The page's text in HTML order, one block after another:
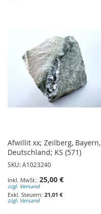
Afwillit xx; Zeilberg, Bayern,
Deutschland; KS (571)
SKU: A1023240
25,00 €
zzgl. Versand
21,01 €
zzgl. Versand